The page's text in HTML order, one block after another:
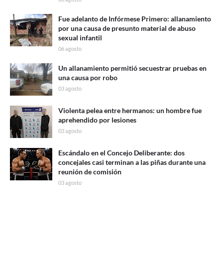
Fue adelanto de Infórmese Primero: allanamiento
por una causa de presunto material de abuso
sexual infantil
06 agosto
Un allanamiento permitió secuestrar pruebas en
una causa por robo
03 agosto
Violenta pelea entre hermanos: un hombre fue
aprehendido por lesiones
03 agosto
Escándalo en el Concejo Deliberante: dos
concejales casi terminan a las piñas durante una
reunión de comisión
03 agosto